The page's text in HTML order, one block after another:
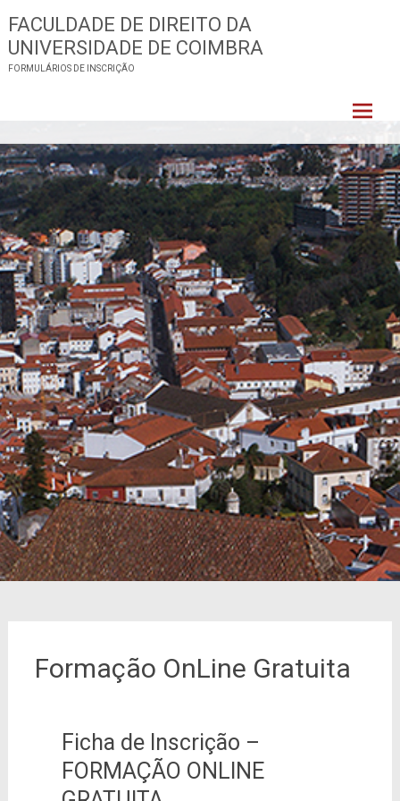
to
content
FACULDADE DE DIREITO DA
UNIVERSIDADE DE COIMBRA
FORMULÁRIOS DE INSCRIÇÃO
Formação OnLine Gratuita
Ficha de Inscrição –
FORMAÇÃO ONLINE